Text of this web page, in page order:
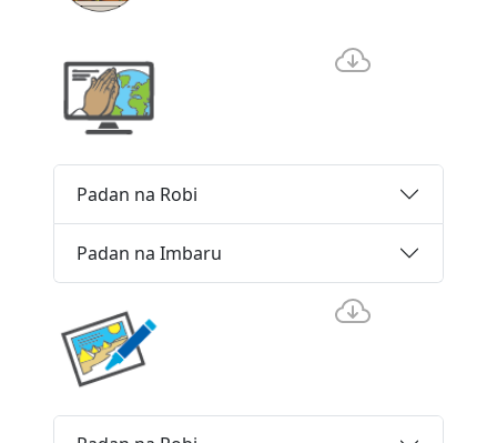
Padan na Robi
Padan na Imbaru